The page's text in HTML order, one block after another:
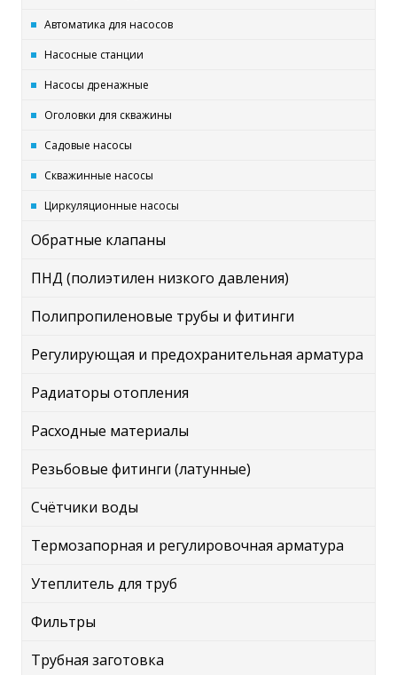
Автоматика для насосов
Насосные станции
Насосы дренажные
Оголовки для скважины
Садовые насосы
Скважинные насосы
Циркуляционные насосы
Обратные клапаны
ПНД (полиэтилен низкого давления)
Полипропиленовые трубы и фитинги
Регулирующая и предохранительная арматура
Радиаторы отопления
Расходные материалы
Резьбовые фитинги (латунные)
Счётчики воды
Термозапорная и регулировочная арматура
Утеплитель для труб
Фильтры
Трубная заготовка